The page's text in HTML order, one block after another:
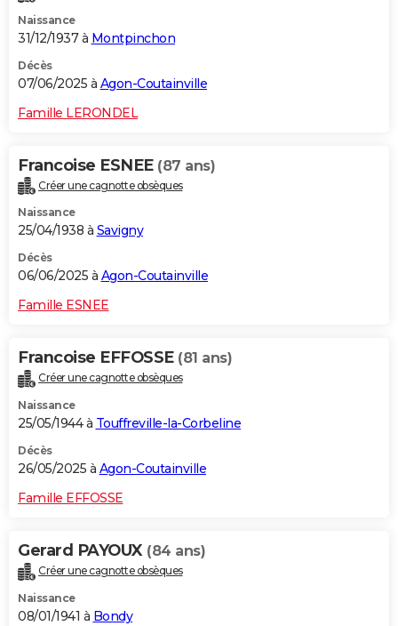
Naissance
31/12/1937 à Montpinchon
Décès
07/06/2025 à Agon-Coutainville
Famille LERONDEL
Francoise ESNEE (87 ans)
Créer une cagnotte obsèques
Naissance
25/04/1938 à Savigny
Décès
06/06/2025 à Agon-Coutainville
Famille ESNEE
Francoise EFFOSSE (81 ans)
Créer une cagnotte obsèques
Naissance
25/05/1944 à Touffreville-la-Corbeline
Décès
26/05/2025 à Agon-Coutainville
Famille EFFOSSE
Gerard PAYOUX (84 ans)
Créer une cagnotte obsèques
Naissance
08/01/1941 à Bondy